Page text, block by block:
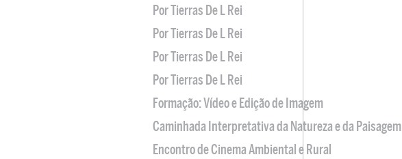
Por Tierras De L Rei
Por Tierras De L Rei
Por Tierras De L Rei
Por Tierras De L Rei
Formação: Vídeo e Edição de Imagem
Caminhada Interpretativa da Natureza e da Paisagem
Encontro de Cinema Ambiental e Rural